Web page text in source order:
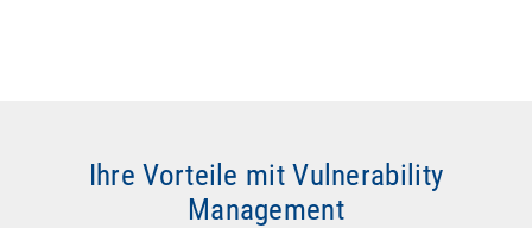
Ihre Vorteile mit Vulnerability
Management